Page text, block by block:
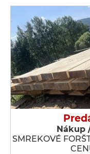
Nákup
SMREKOVÉ